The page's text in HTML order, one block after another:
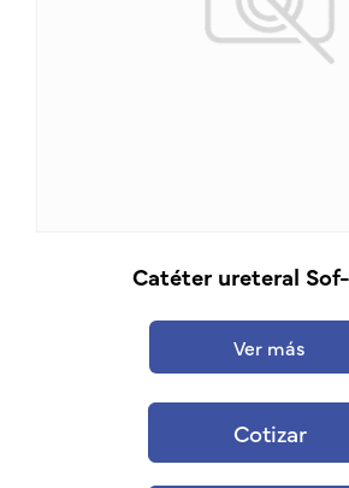
Catéter ureteral
Ver más
Cotizar